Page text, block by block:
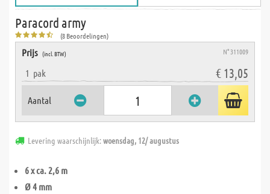
Paracord army
(8 Beoordelingen)
Prijs (incl. BTW) N° 311009
1 pak € 13,05
Aantal
Levering waarschijnlijk:woensdag, 12/ augustus
6 x ca. 2,6 m
Ø 4 mm